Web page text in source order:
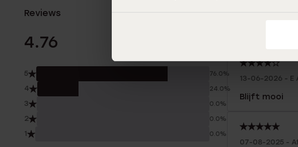
Reviews
4.76
5 76.0%
4 24.0%
3 0.0%
2 0.0%
1 0.0%
13-06-2026 - E
Blijft mooi
07-08-2025 -